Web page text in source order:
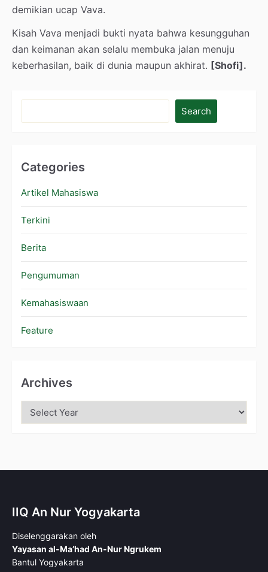
demikian ucap Vava.
Kisah Vava menjadi bukti nyata bahwa kesungguhan
dan keimanan akan selalu membuka jalan menuju
keberhasilan, baik di dunia maupun akhirat. [Shofi].
Search
Categories
Artikel Mahasiswa
Terkini
Berita
Pengumuman
Kemahasiswaan
Feature
Archives
IIQ An Nur Yogyakarta
Diselenggarakan oleh
Yayasan al-Ma’had An-Nur Ngrukem
Bantul Yogyakarta